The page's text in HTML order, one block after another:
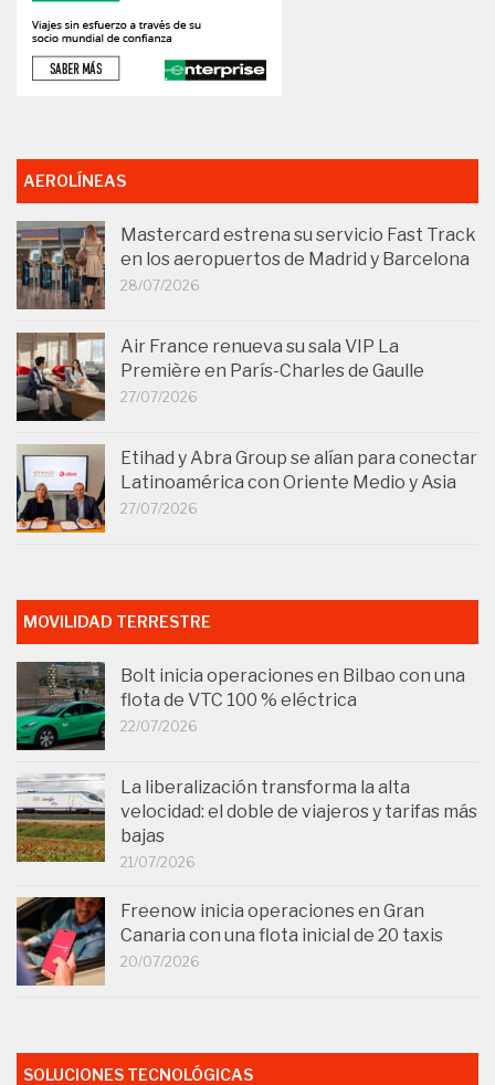
AEROLÍNEAS
Mastercard estrena su servicio Fast Track
en los aeropuertos de Madrid y Barcelona
28/07/2026
Air France renueva su sala VIP La
Première en París-Charles de Gaulle
27/07/2026
Etihad y Abra Group se alían para conectar
Latinoamérica con Oriente Medio y Asia
27/07/2026
MOVILIDAD TERRESTRE
Bolt inicia operaciones en Bilbao con una
flota de VTC 100 % eléctrica
22/07/2026
La liberalización transforma la alta
velocidad: el doble de viajeros y tarifas más
bajas
21/07/2026
Freenow inicia operaciones en Gran
Canaria con una flota inicial de 20 taxis
20/07/2026
SOLUCIONES TECNOLÓGICAS